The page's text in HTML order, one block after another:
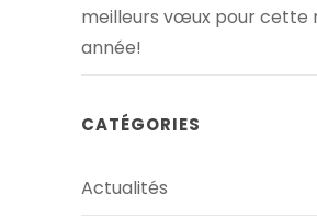
meilleurs vœux pour cette
année!
CATÉGORIES
Actualités